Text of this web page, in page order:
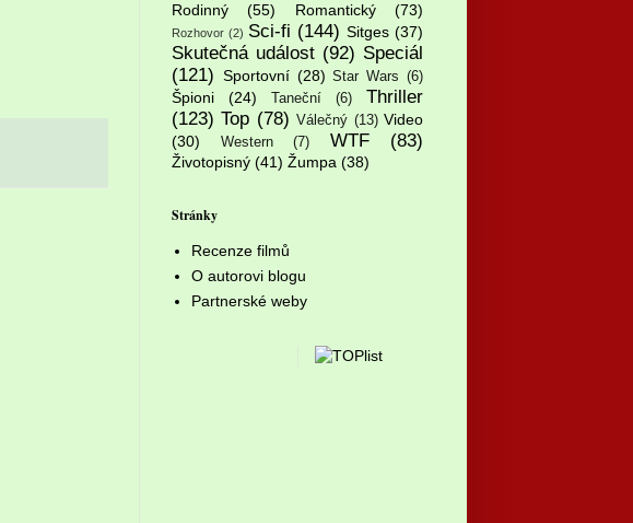
Rodinný
(55) Romantický (73)
Rozhovor (2) Sci-fi (144) Sitges (37)
Skutečná událost (92) Speciál
(121) Sportovní (28) Star Wars (6)
Špioni (24) Taneční (6)
Thriller
(123) Top (78) Válečný (13) Video
(30)
Western (7) WTF (83)
Životopisný (41) Žumpa (38)
Stránky
Recenze filmů
O autorovi blogu
Partnerské weby